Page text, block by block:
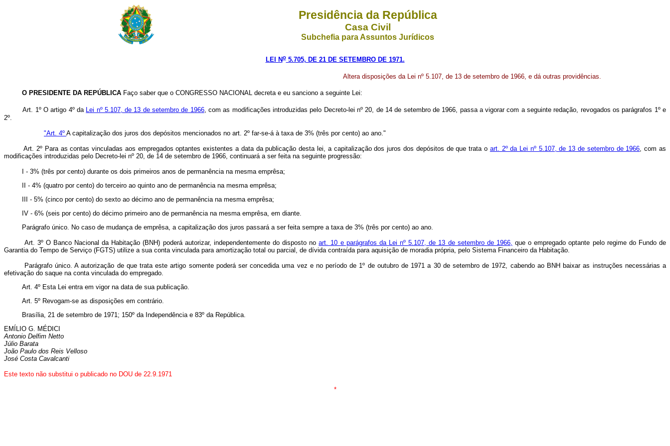
Presidência da República
Casa Civil
Subchefia para Assuntos Jurídicos
LEI No5.705, DE 21 DE SETEMBRO DE 1971.
Altera disposições da Lei nº 5.107, de 13 de setembro de 1966, e dá outras providências.
O PRESIDENTE DA REPÚBLICA Faço saber que o CONGRESSO NACIONAL decreta e eu sanciono a seguinte Lei:
Art. 1º O artigo 4º da Lei nº 5.107, de 13 de setembro de 1966, com as modificações introduzidas pelo Decreto-lei nº 20, de 14 de setembro de 1966, passa a vigorar com a seguinte redação, revogados os parágrafos 1º e
2º.
"Art. 4º A capitalização dos juros dos depósitos mencionados no art. 2º far-se-á à taxa de 3% (três por cento) ao ano."
Art. 2º Para as contas vinculadas aos empregados optantes existentes a data da publicação desta lei, a capitalização dos juros dos depósitos de que trata o art. 2º da Lei nº 5.107, de 13 de setembro de 1966, com as
modificações introduzidas pelo Decreto-lei nº 20, de 14 de setembro de 1966, continuará a ser feita na seguinte progressão:
I - 3% (três por cento) durante os dois primeiros anos de permanência na mesma emprêsa;
II - 4% (quatro por cento) do terceiro ao quinto ano de permanência na mesma emprêsa;
III - 5% (cinco por cento) do sexto ao décimo ano de permanência na mesma emprêsa;
IV - 6% (seis por cento) do décimo primeiro ano de permanência na mesma emprêsa, em diante.
Parágrafo único. No caso de mudança de emprêsa, a capitalização dos juros passará a ser feita sempre a taxa de 3% (três por cento) ao ano.
Art. 3º O Banco Nacional da Habitação (BNH) poderá autorizar, independentemente do disposto noart. 10 e parágrafos da Lei nº 5.107, de 13 de setembro de 1966, que o empregado optante pelo regime do Fundo de
Garantia do Tempo de Serviço (FGTS) utilize a sua conta vinculada para amortização total ou parcial, de dívida contraída para aquisição de moradia própria, pelo Sistema Financeiro da Habitação.
Parágrafo único. A autorização de que trata este artigo somente poderá ser concedida uma vez e no período de 1º de outubro de 1971 a 30 de setembro de 1972, cabendo ao BNH baixar as instruções necessárias a
efetivação do saque na conta vinculada do empregado.
Art. 4º Esta Lei entra em vigor na data de sua publicação.
Art. 5º Revogam-se as disposições em contrário.
Brasília, 21 de setembro de 1971; 150º da Independência e 83º da República.
EMÍLIO G. MÉDICI
Antonio Delfim Netto
Júlio Barata
João Paulo dos Reis Velloso
José Costa Cavalcanti
Este texto não substitui o publicado no DOU de 22.9.1971
*